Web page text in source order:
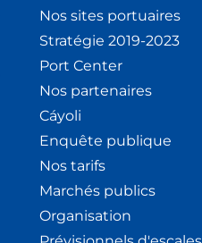
Nos sites portuaires
Stratégie 2019-2023
Port Center
Nos partenaires
Cáyoli
Enquête publique
Nos tarifs
Marchés publics
Organisation